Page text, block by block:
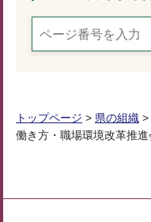
トップページ > 県の組織 >
働き方・職場環境改革推進